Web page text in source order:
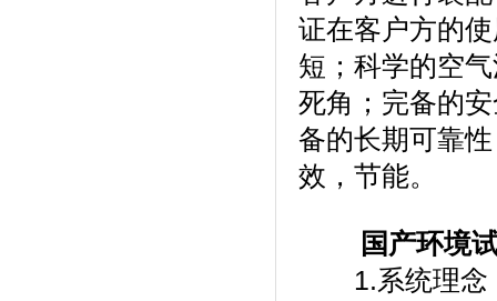
证在客户方的使
短；科学的空气
死角；完备
备的长期可靠性
效，节能。
国产环境
1.系统理念